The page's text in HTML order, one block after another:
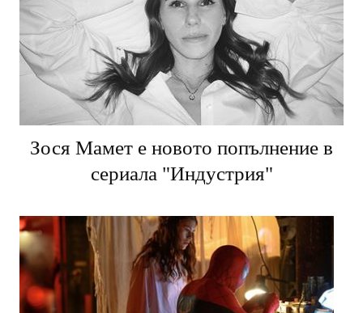
Зося Мамет е новото попълнение в
сериала "Индустрия"